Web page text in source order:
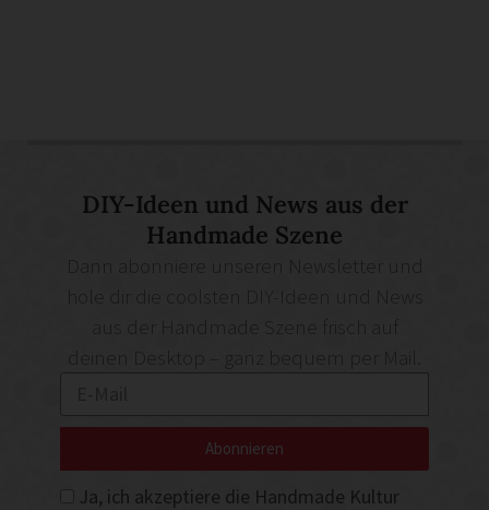
DIY-Ideen und News aus der
Handmade Szene
deinen Desktop – ganz bequem per Mail.
Ja, ich akzeptiere die Handmade Kultur
Abonnieren